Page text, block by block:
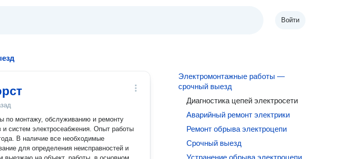
Войти
по монтажу, обслуживанию и ремонту
и систем электросеабжения. Опыт работы
В наличие все необходимые
для определения неисправностей и
Электромонтажные работы —
срочный выезд
Диагностика цепей электросети
Аварийный ремонт электрики
Ремонт обрыва электроцепи
Срочный выезд
Устранение обрыва электроцепи